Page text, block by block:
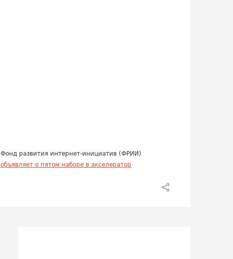
Фонд развития интернет-инициатив (ФРИИ)
объявляет о пятом наборе в акселератор